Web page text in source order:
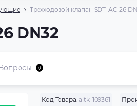
Трехходовой клапан SDT-AC-26
DN32
Вопросы 0
Код Товара: altk-109361